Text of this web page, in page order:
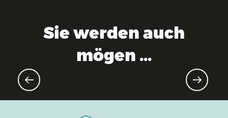
Sie werden auch
mögen ...